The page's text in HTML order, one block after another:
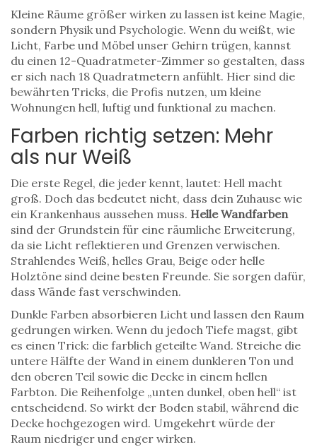
Kleine Räume größer wirken zu lassen ist keine Magie,
sondern Physik und Psychologie. Wenn du weißt, wie
Licht, Farbe und Möbel unser Gehirn trügen, kannst
du einen 12-Quadratmeter-Zimmer so gestalten, dass
er sich nach 18 Quadratmetern anfühlt. Hier sind die
bewährten Tricks, die Profis nutzen, um kleine
Wohnungen hell, luftig und funktional zu machen.
Farben richtig setzen: Mehr
als nur Weiß
Die erste Regel, die jeder kennt, lautet: Hell macht
groß. Doch das bedeutet nicht, dass dein Zuhause wie
ein Krankenhaus aussehen muss. Helle Wandfarben
sind der Grundstein für eine räumliche Erweiterung,
da sie Licht reflektieren und Grenzen verwischen.
Strahlendes Weiß, helles Grau, Beige oder helle
Holztöne sind deine besten Freunde. Sie sorgen dafür,
dass Wände fast verschwinden.
Dunkle Farben absorbieren Licht und lassen den Raum
gedrungen wirken. Wenn du jedoch Tiefe magst, gibt
es einen Trick: die farblich geteilte Wand. Streiche die
untere Hälfte der Wand in einem dunkleren Ton und
den oberen Teil sowie die Decke in einem hellen
Farbton. Die Reihenfolge „unten dunkel, oben hell“ ist
entscheidend. So wirkt der Boden stabil, während die
Decke hochgezogen wird. Umgekehrt würde der
Raum niedriger und enger wirken.